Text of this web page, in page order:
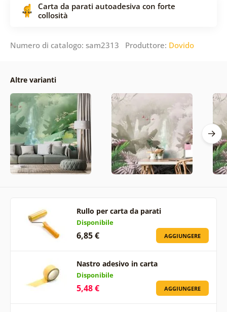
Carta da parati autoadesiva con forte
collosità
Numero di catalogo: sam2313 Produttore: Dovido
Altre varianti
Rullo per carta da parati
Disponibile
6,85 € AGGIUNGERE
Nastro adesivo in carta
Disponibile
5,48 € AGGIUNGERE